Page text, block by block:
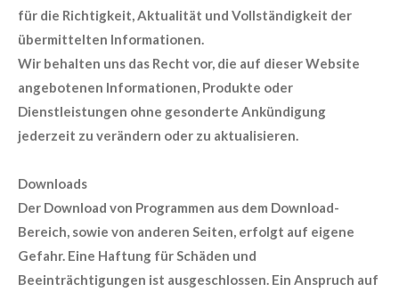
für die Richtigkeit, Aktualität und Vollständigkeit der
übermittelten Informationen.
Wir behalten uns das Recht vor, die auf dieser Website
angebotenen Informationen, Produkte oder
Dienstleistungen ohne gesonderte Ankündigung
jederzeit zu verändern oder zu aktualisieren.
Downloads
Der Download von Programmen aus dem Download-
Bereich, sowie von anderen Seiten, erfolgt auf eigene
Gefahr. Eine Haftung für Schäden und
Beeinträchtigungen ist ausgeschlossen. Ein Anspruch auf